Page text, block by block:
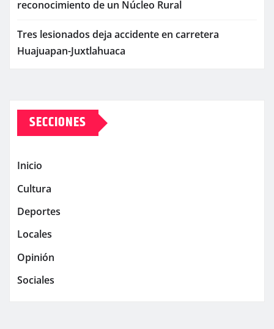
reconocimiento de un Núcleo Rural
Tres lesionados deja accidente en carretera
Huajuapan-Juxtlahuaca
SECCIONES
Inicio
Cultura
Deportes
Locales
Opinión
Sociales